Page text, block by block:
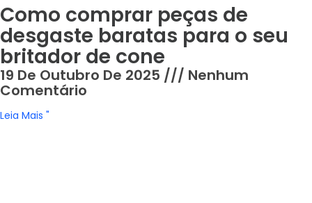
Como comprar peças de
desgaste baratas para o seu
britador de cone
19 De Outubro De 2025 Nenhum
Comentário
Leia Mais "